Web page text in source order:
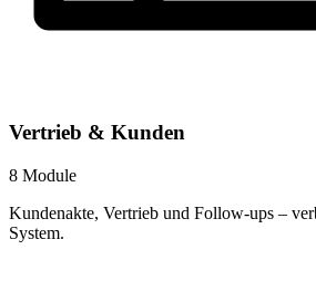
Vertrieb & Kunden
8 Module
Kundenakte, Vertrieb und Follow-ups –
System.